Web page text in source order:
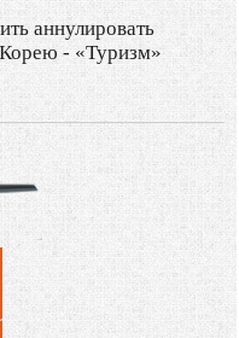
аннулировать
- «Туризм»